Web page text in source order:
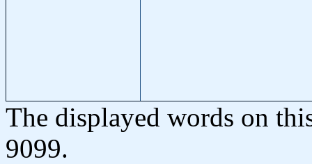
The displayed words on
9099.